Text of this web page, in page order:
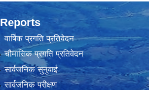
Reports
वार्षिक प्रगति प्रतिवेदन
चौमासिक प्रगति प्रतिवेदन
सार्वजनिक सुनुवाई
सार्वजनिक परीक्षण